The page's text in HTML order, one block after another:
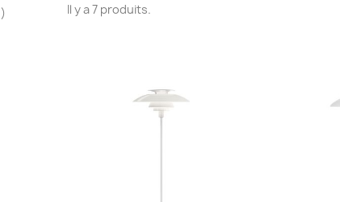
Il y a 7 produits.